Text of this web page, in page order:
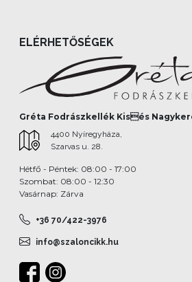
ELÉRHETŐSÉGEK
Gréta Fodrászkellék Kisés
4400 Nyíregyháza,
Szarvas u. 28.
Hétfő - Péntek: 08:00 - 17:00
Szombat: 08:00 - 12:30
Vasárnap: Zárva
+36 70/422-3976
info@szaloncikk.hu